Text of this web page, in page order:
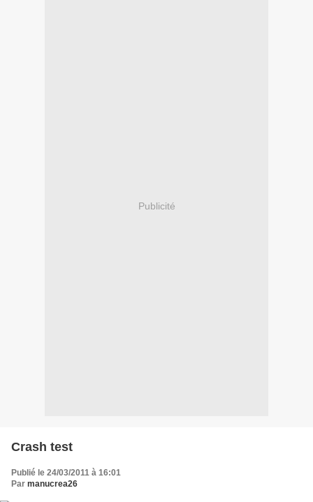
Publicité
Crash test
Publié le 24/03/2011 à 16:01
Par manucrea26